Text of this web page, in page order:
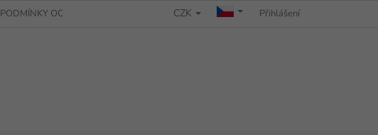
PODMÍNKY OCHRANY OSOBNÍCH ÚDAJŮ REKLAMAČNÍ ŘÁD
CZK Přihlášení